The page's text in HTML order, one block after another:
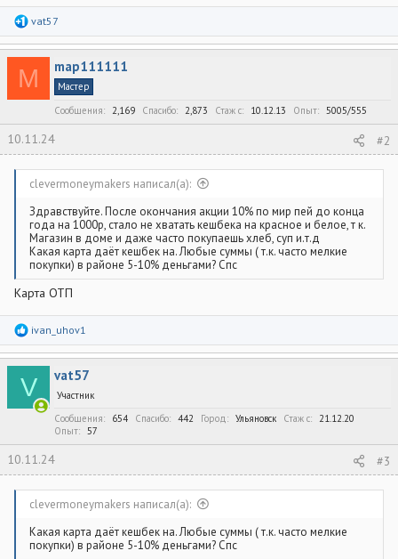
Р
а
к
ц
и
vat57
M map111111
Мастер
Сообщения
2,169 Спасибо 2,873 Стаж c 10.12.13 Опыт 5005/555
10.11.24 #2
clevermoneymakers написал(а):
Здравствуйте. После окончания акции 10% по мир пей до конца
года на 1000р, стало не хватать кешбека на красное и белое, т к.
Магазин в доме и даже часто покупаешь хлеб, суп и.т.д
Какая карта даёт кешбек на. Любые суммы ( т.к. часто мелкие
покупки) в районе 5-10% деньгами? Спс
Карта ОТП
Р
а
к
ц
и
и
ivan_uhov1
V vat57
Участник
Сообщения
654 Спасибо 442 Город Ульяновск Стаж c
21.12.20
Опыт
57
10.11.24 #3
clevermoneymakers написал(а):
Какая карта даёт кешбек на. Любые суммы ( т.к. часто мелкие
покупки) в районе 5-10% деньгами? Спс